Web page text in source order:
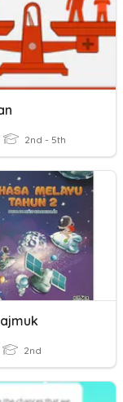
2nd - 5th
2nd